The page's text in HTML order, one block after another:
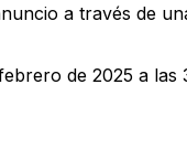
a través de
de 2025 a las